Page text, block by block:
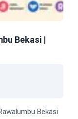
Bekasi |
Bekasi